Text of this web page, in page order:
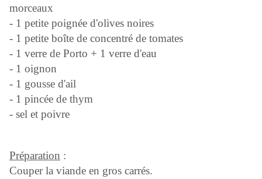
morceaux
- 1 petite poignée d'olives noires
- 1 petite boîte de concentré de tomates
- 1 verre de Porto + 1 verre d'eau
- 1 oignon
- 1 gousse d'ail
- 1 pincée de thym
- sel et poivre
Préparation :
Couper la viande en gros carrés.